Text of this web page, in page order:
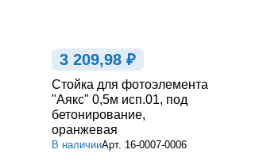
3 209,98 ₽
Стойка для фотоэлемента
"Аякс" 0,5м исп.01, под
бетонирование,
оранжевая
В наличииАрт. 16-0007-0006